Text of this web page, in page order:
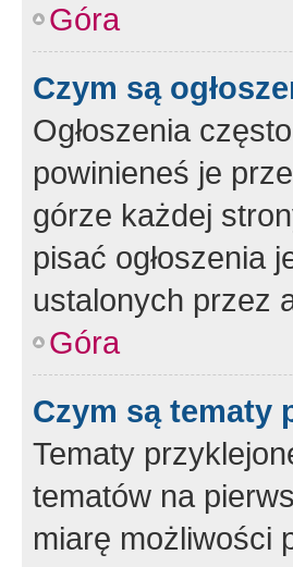
Góra
Czym są
Ogłoszenia
powinieneś je
górze każdej
pisać ogłoszenia
ustalonych przez
Góra
Czym są tematy
Tematy
tematów na
miarę możliwości